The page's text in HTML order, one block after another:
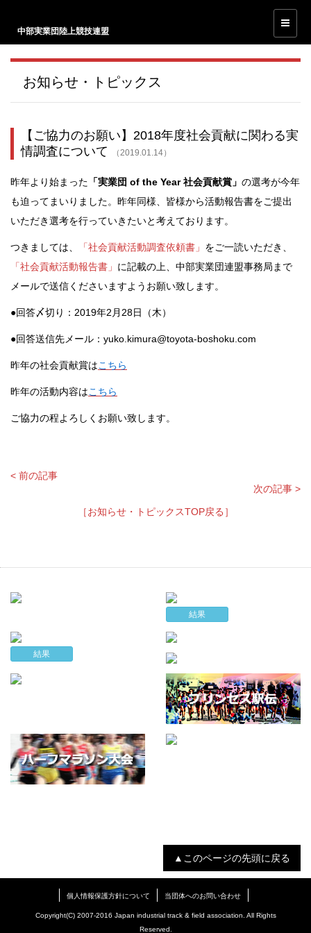
中部実業団陸上競技連盟
お知らせ・トピックス
【ご協力のお願い】2018年度社会貢献に関わる実
情調査について
（2019.01.14）
昨年より始まった 「実業団 of the Year 社会貢献賞」 の選考が今年
も迫ってまいりました。昨年同様、皆様から活動報告書をご提出
いただき選考を行っていきたいと考えております。
つきましては、 「社会貢献活動調査依頼書」 をご一読いただき、
「社会貢献活動報告書」 に記載の上、中部実業団連盟事務局まで
メールで送信くださいますようお願い致します。
●回答〆切り：2019年2月28日（木）
●回答送信先メール：yuko.kimura@toyota-boshoku.com
昨年の社会貢献賞はこちら
昨年の活動内容はこちら
ご協力の程よろしくお願い致します。
< 前の記事
次の記事 >
［お知らせ・トピックスTOP戻る］
結果
結果
▲このページの先頭に戻る
個人情報保護方針について 当団体へのお問い合わせ
Copyright(C) 2007-2016 Japan industrial track & field association. All Rights
Reserved.